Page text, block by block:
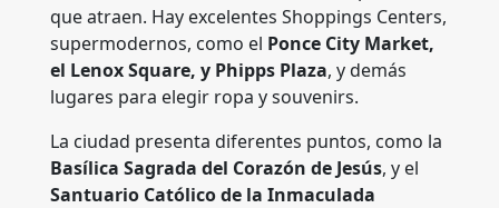
que atraen. Hay excelentes Shoppings Centers,
supermodernos, como el Ponce City Market,
el Lenox Square, y Phipps Plaza, y demás
lugares para elegir ropa y souvenirs.
La ciudad presenta diferentes puntos, como la
Basílica Sagrada del Corazón de Jesús, y el
Santuario Católico de la Inmaculada